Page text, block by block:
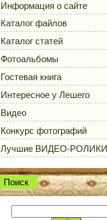
Информация о сайте
Каталог файлов
Каталог статей
Фотоальбомы
Гостевая книга
Интересное у Лешего
Видео
Конкурс фотографий
Лучшие ВИДЕО-РОЛИКИ
Поиск